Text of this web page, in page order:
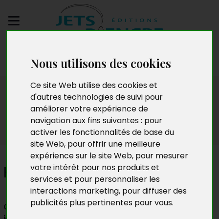
Nous utilisons des cookies
Ce site Web utilise des cookies et
d'autres technologies de suivi pour
améliorer votre expérience de
navigation aux fins suivantes : pour
activer les fonctionnalités de base du
site Web, pour offrir une meilleure
expérience sur le site Web, pour mesurer
votre intérêt pour nos produits et
services et pour personnaliser les
interactions marketing, pour diffuser des
publicités plus pertinentes pour vous.
manuscrit
Témoignages
Karine Marie
Grâce aux Éditions Jets d’Encre, j’ai eu la grande